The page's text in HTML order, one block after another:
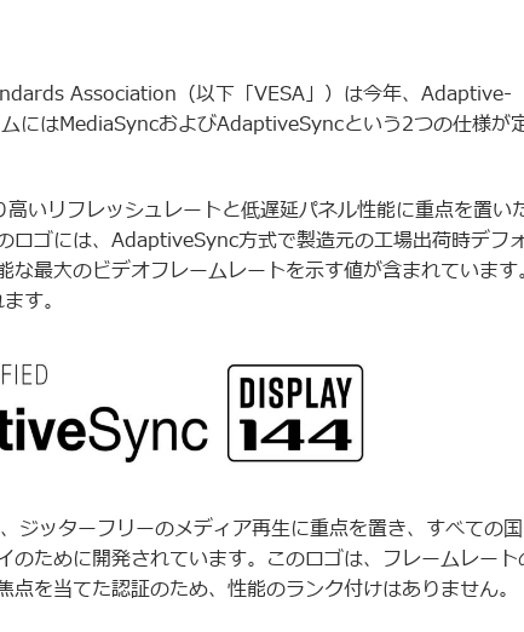
Association（以下「VESA」）は今年、Adaptive-
にはMediaSyncおよびAdaptiveSyncという2つの仕様が
いリフレッシュレートと低遅延パネル性能に重点を置い
ロゴには、AdaptiveSync方式で製造元の工場出荷時デフ
な最大のビデオフレームレートを示す値が含まれています
す。
ッターフリーのメディア再生に重点を置き、すべての
ために開発されています。このロゴは、フレームレート
を当てた認証のため、性能のランク付けはありません。